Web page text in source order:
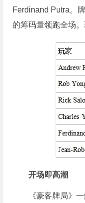
Ferdinand Putra。
的筹码量领跑全场
开场即高潮
《豪客牌局》